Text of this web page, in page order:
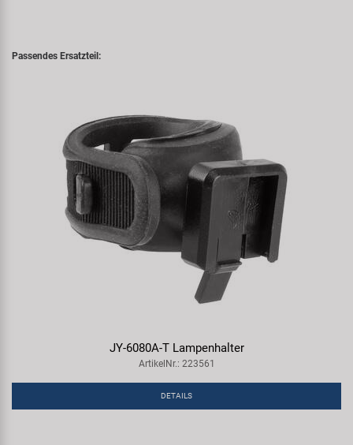
Passendes Ersatzteil:
JY-6080A-T Lampenhalter
ArtikelNr.: 223561
DETAILS